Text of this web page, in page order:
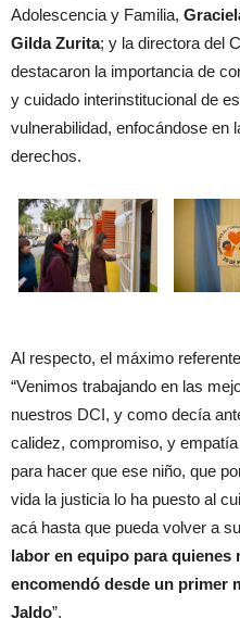
Adolescencia y Familia,
Gilda Zurita; y la directora del
destacaron la importancia de
y cuidado interinstitucional de
vulnerabilidad, enfocándose en
derechos.
Al respecto, el máximo
“Venimos trabajando en las
nuestros DCI, y como decía
calidez, compromiso, y
para hacer que ese niño, que
vida la justicia lo ha puesto al
acá hasta que pueda volver a
labor en equipo para quienes
encomendó desde un primer
Jaldo”.